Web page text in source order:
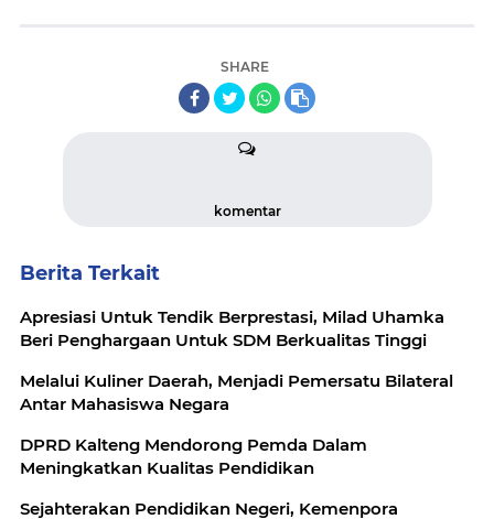
SHARE
komentar
Berita Terkait
Apresiasi Untuk Tendik Berprestasi, Milad Uhamka
Beri Penghargaan Untuk SDM Berkualitas Tinggi
Melalui Kuliner Daerah, Menjadi Pemersatu Bilateral
Antar Mahasiswa Negara
DPRD Kalteng Mendorong Pemda Dalam
Meningkatkan Kualitas Pendidikan
Sejahterakan Pendidikan Negeri, Kemenpora